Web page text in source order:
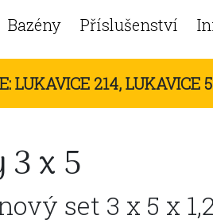
Bazény Příslušenství
214, LUKAVICE
3 x 5
set 3 x 5 x